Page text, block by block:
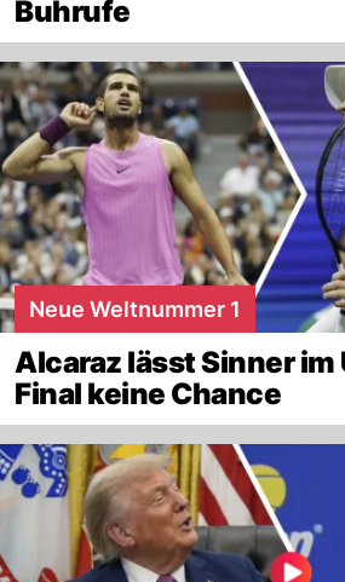
Buhrufe
Neue Weltnummer 1
Alcaraz lässt Sinner im
Final keine Chance